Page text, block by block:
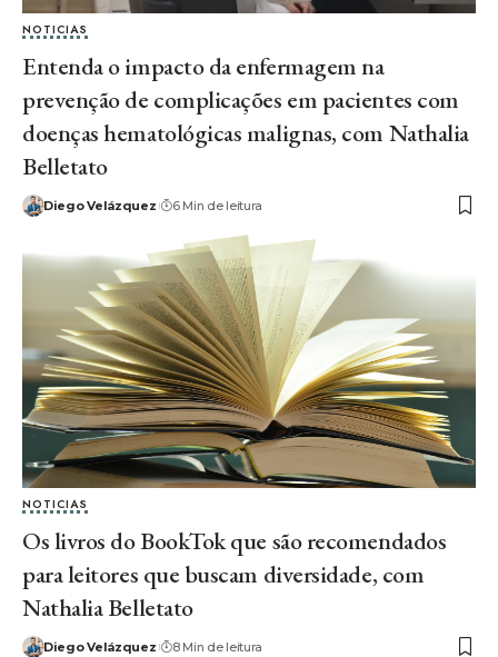
NOTICIAS
Entenda o impacto da enfermagem na
prevenção de complicações em pacientes com
doenças hematológicas malignas, com Nathalia
Belletato
Diego Velázquez 6 Min de leitura
NOTICIAS
Os livros do BookTok que são recomendados
para leitores que buscam diversidade, com
Nathalia Belletato
Diego Velázquez 8 Min de leitura